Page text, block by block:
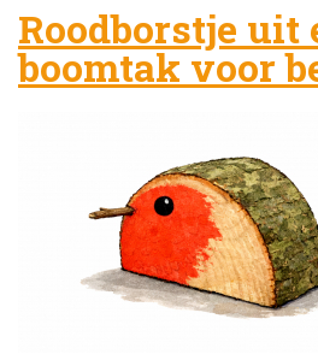
Roodborstje uit
boomtak voor